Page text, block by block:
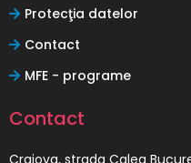
Protecţia datelor
Contact
MFE - programe
Contact